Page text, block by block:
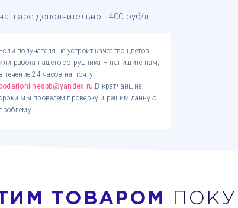
шаре дополнительно - 400 руб/шт
Если получателя не устроит качество цветов
или работа нашего сотрудника – напишите нам,
в течение 24 часов на почту:
podarionlinespb@yandex.ru.В кратчайшие
мы проведем проверку и решим данную
проблему
ТОВАРОМ